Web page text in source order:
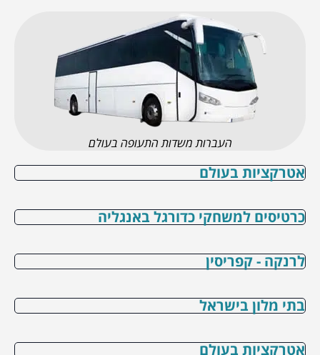
העברות משדות התעופה בעולם
אטרקציות בעולם
כרטיסים למשחקי כדורגל באנגליה
לרנקה - קפריסין
בתי מלון בישראל
אטרקציות בעולם